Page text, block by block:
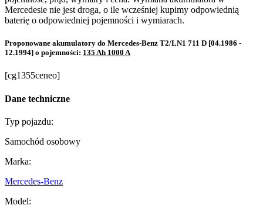
Mercedesie nie jest droga, o ile wcześniej kupimy odpowiednią
baterię o odpowiedniej pojemności i wymiarach.
Proponowane akumulatory do Mercedes-Benz T2/LN1 711 D [04.1986 -
12.1994] o pojemności: 135 Ah 1000 A
[cg1355ceneo]
Dane techniczne
Typ pojazdu:
Samochód osobowy
Marka:
Mercedes-Benz
Model: